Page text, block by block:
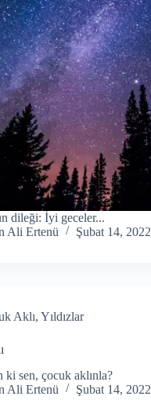
dileği: İyi geceler...
Ali Ertenü
Şubat 14, 2022
Aklı, Yıldızlar
ki sen, çocuk aklınla?
Ali Ertenü
Şubat 14, 2022